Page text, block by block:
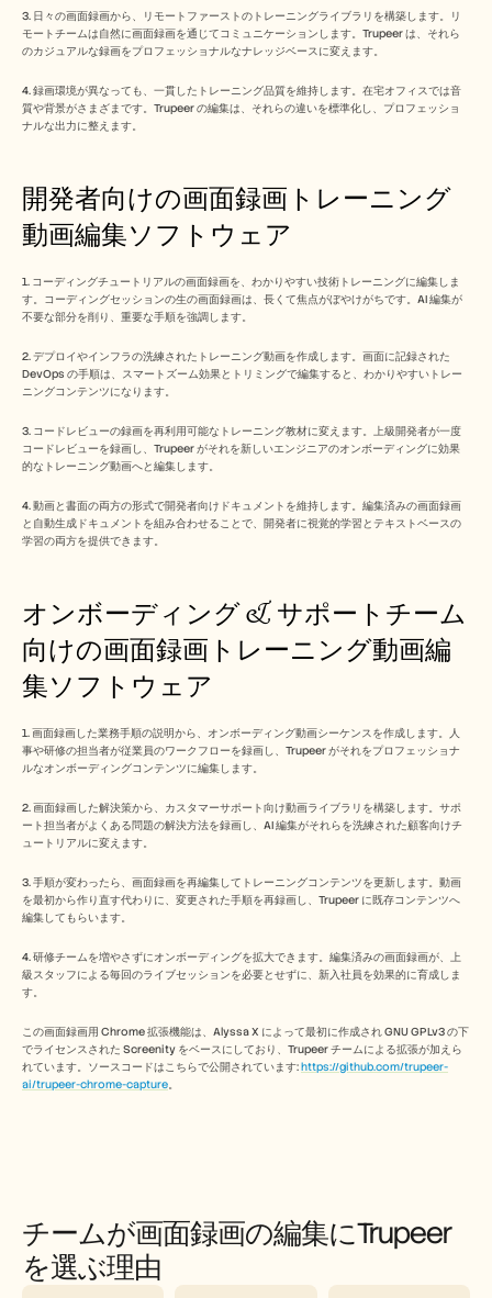
3. 日々の画面録画から、リモートファーストのトレーニングライブラリを構築します。リ
モートチームは自然に画面録画を通じてコミュニケーションします。Trupeer は、それら
のカジュアルな録画をプロフェッショナルなナレッジベースに変えます。
4. 録画環境が異なっても、一貫したトレーニング品質を維持します。在宅オフィスでは音
質や背景がさまざまです。Trupeer の編集は、それらの違いを標準化し、プロフェッショ
ナルな出力に整えます。
開発者向けの画面録画トレーニング
動画編集ソフトウェア
1. コーディングチュートリアルの画面録画を、わかりやすい技術トレーニングに編集しま
す。コーディングセッションの生の画面録画は、長くて焦点がぼやけがちです。AI 編集が
不要な部分を削り、重要な手順を強調します。
2. デプロイやインフラの洗練されたトレーニング動画を作成します。画面に記録された
DevOps の手順は、スマートズーム効果とトリミングで編集すると、わかりやすいトレー
ニングコンテンツになります。
3. コードレビューの録画を再利用可能なトレーニング教材に変えます。上級開発者が一度
コードレビューを録画し、Trupeer がそれを新しいエンジニアのオンボーディングに効果
的なトレーニング動画へと編集します。
4. 動画と書面の両方の形式で開発者向けドキュメントを維持します。編集済みの画面録画
と自動生成ドキュメントを組み合わせることで、開発者に視覚的学習とテキストベースの
学習の両方を提供できます。
オンボーディング & サポートチーム
向けの画面録画トレーニング動画編
集ソフトウェア
1. 画面録画した業務手順の説明から、オンボーディング動画シーケンスを作成します。人
事や研修の担当者が従業員のワークフローを録画し、Trupeer がそれをプロフェッショナ
ルなオンボーディングコンテンツに編集します。
2. 画面録画した解決策から、カスタマーサポート向け動画ライブラリを構築します。サポ
ート担当者がよくある問題の解決方法を録画し、AI 編集がそれらを洗練された顧客向けチ
ュートリアルに変えます。
3. 手順が変わったら、画面録画を再編集してトレーニングコンテンツを更新します。動画
を最初から作り直す代わりに、変更された手順を再録画し、Trupeer に既存コンテンツへ
編集してもらいます。
4. 研修チームを増やさずにオンボーディングを拡大できます。編集済みの画面録画が、上
級スタッフによる毎回のライブセッションを必要とせずに、新入社員を効果的に育成しま
す。
この画面録画用 Chrome 拡張機能は、Alyssa X によって最初に作成され GNU GPLv3 の下
でライセンスされた Screenity をベースにしており、Trupeer チームによる拡張が加えら
れています。ソースコードはこちらで公開されています: https://github.com/trupeer-
ai/trupeer-chrome-capture。
チームが画面録画の編集にTrupeer
を選ぶ理由